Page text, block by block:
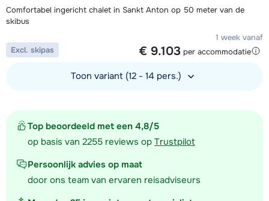
Top beoordeeld met een 4,8/5
op basis van 2255 reviews op Trustpilot
Persoonlijk advies op maat
door ons team van ervaren reisadviseurs
Comfortabel ingericht chalet in Sankt Anton op 50 meter van de
skibus
1 week vanaf
€ 9.103 per accommodatie
Excl. skipas
Toon variant (12 - 14 pers.)